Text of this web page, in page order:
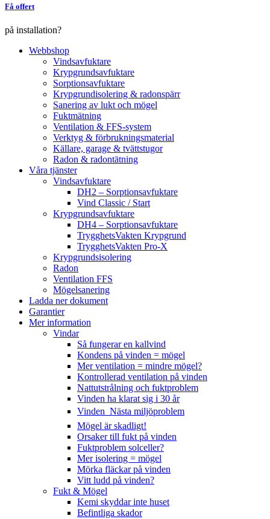
Få offert
på installation?
Webbshop
Vindsavfuktare
Krypgrundsavfuktare
Sorptionsavfuktare
Krypgrundisolering & radonspärr
Sanering av lukt och mögel
Fuktmätning
Ventilation & FFS-system
Verktyg & förbrukningsmaterial
Källare, garage & tvättstugor
Radon & radontätning
Våra tjänster
Vindsavfuktare
DH2 – Sorptionsavfuktare
Vind Classic / Start
Krypgrundsavfuktare
DH4 – Sorptionsavfuktare
TrygghetsVakten Krypgrund
TrygghetsVakten Pro-X
Krypgrundsisolering
Radon
Ventilation FFS
Mögelsanering
Ladda ner dokument
Garantier
Mer information
Vindar
Så fungerar en kallvind
Kondens på vinden = mögel
Mer ventilation = mindre mögel?
Kontrollerad ventilation på vinden
Nattutstrålning och fuktproblem
Vinden ha klarat sig i 30 år
Vinden  Nästa miljöproblem
Mögel är skadligt!
Orsaker till fukt på vinden
Fuktproblem solceller?
Mer isolering = mögel
Mörka fläckar på vinden
Vitt ludd på vinden?
Fukt & Mögel
Kemi skyddar inte huset
Befintliga skador